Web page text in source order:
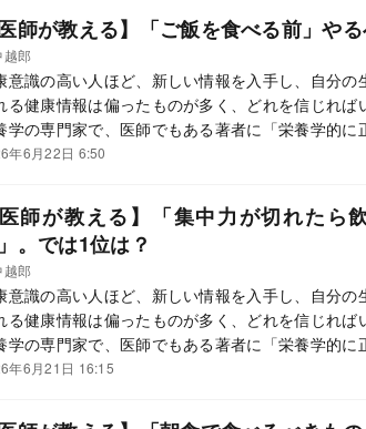
医師が教える】「ご飯を食べる前」や
越郎
意識の高い人ほど、新しい情報を入手し、自分
る健康情報は偏ったものが多く、どれを信じれば
学の専門家で、医師でもある著者に「栄養学的
生役立つ食事の新習慣」が身につく。
年6月22日 6:50
医師が教える】「集中力が切れたら
。では1位は？
越郎
意識の高い人ほど、新しい情報を入手し、自分
る健康情報は偏ったものが多く、どれを信じれば
学の専門家で、医師でもある著者に「栄養学的
生役立つ食事の新習慣」が身につく。
年6月21日 16:15